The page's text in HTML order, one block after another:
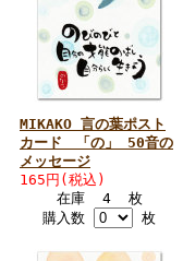
MIKAKO 言の葉ポスト
カード 「の」 50音の
メッセージ
165円(税込)
在庫 4 枚
購入数
枚